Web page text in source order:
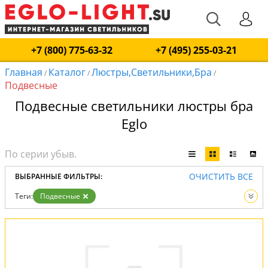
+7 (800) 775-63-32
+7 (495) 255-03-21
Главная / Каталог/Люстры,Светильники,Бра /
Подвесные
Подвесные светильники люстры бра
Eglo
ВЫБРАННЫЕ ФИЛЬТРЫ: ОЧИСТИТЬ ВСЕ
Теги:
Подвесные
Вид:
Люстры Светильники Бра